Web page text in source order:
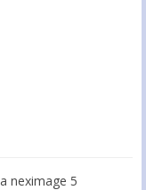
neximage 5